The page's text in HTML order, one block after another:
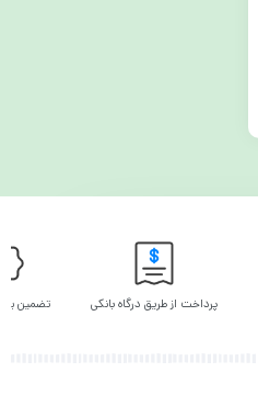
پرداخت از طریق درگاه بانکی تضمین